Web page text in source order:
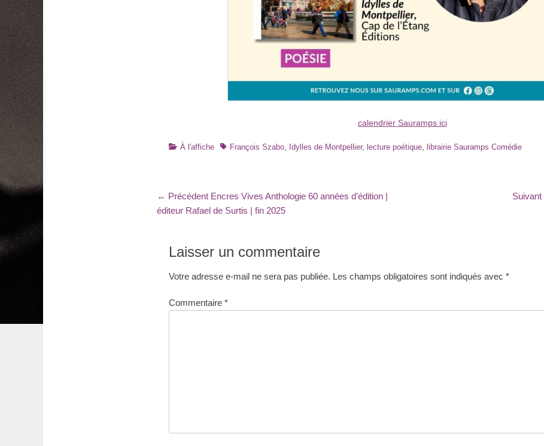
calendrier Sauramps ici
Catégories
À l'affiche TagsFrançois Szabo, Idylles de Montpellier, lecture poétique, librairie Sauramps Comédie
Navigation
de
← Précédent Article
précédent
Encres Vives Anthologie 60 années d’édition |
éditeur Rafael de Surtis | fin 2025
Laisser un commentaire
Votre adresse e-mail ne sera pas publiée. Les champs obligatoires sont indiqués avec *
Commentaire *